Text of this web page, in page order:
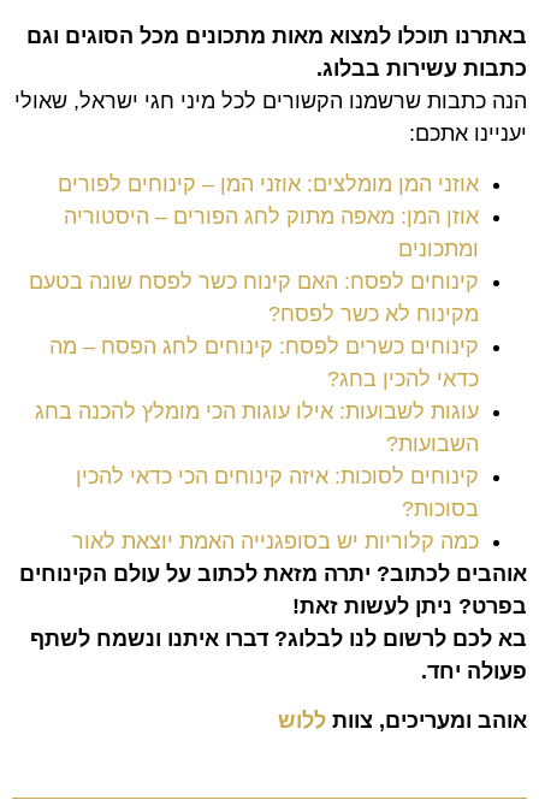
באתרנו תוכלו למצוא מאות מתכונים מכל הסוגים וגם
כתבות עשירות בבלוג.
הנה כתבות שרשמנו הקשורים לכל מיני חגי ישראל, שאולי
יעניינו אתכם:
אוזני המן מומלצים: אוזני המן – קינוחים לפורים
אוזן המן: מאפה מתוק לחג הפורים – היסטוריה
ומתכונים
קינוחים לפסח: האם קינוח כשר לפסח שונה בטעם
מקינוח לא כשר לפסח?
קינוחים כשרים לפסח: קינוחים לחג הפסח – מה
כדאי להכין בחג?
עוגות לשבועות: אילו עוגות הכי מומלץ להכנה בחג
השבועות?
קינוחים לסוכות: איזה קינוחים הכי כדאי להכין
בסוכות?
כמה קלוריות יש בסופגנייה האמת יוצאת לאור
אוהבים לכתוב? יתרה מזאת לכתוב על עולם הקינוחים
בפרט? ניתן לעשות זאת!
בא לכם לרשום לנו לבלוג? דברו איתנו ונשמח לשתף
פעולה יחד.
אוהב ומעריכים, צוות ללוש